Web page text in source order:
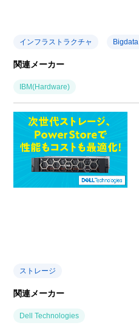
インフラストラクチャ Bigdata
関連メーカー
IBM(Hardware)
ストレージ
関連メーカー
Dell Technologies